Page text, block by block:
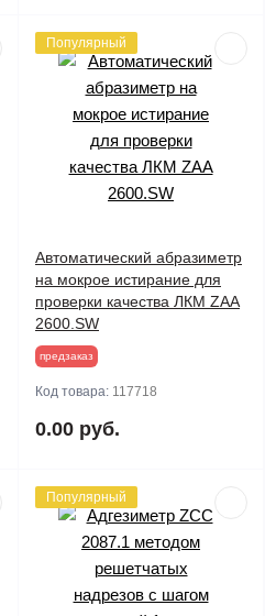
Популярный
Автоматический абразиметр
на мокрое истирание для
проверки качества ЛКМ ZAA
2600.SW
предзаказ
Код товара: 117718
0.00 руб.
Популярный